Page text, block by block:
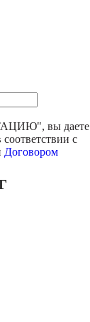
", вы даете
с
Договором